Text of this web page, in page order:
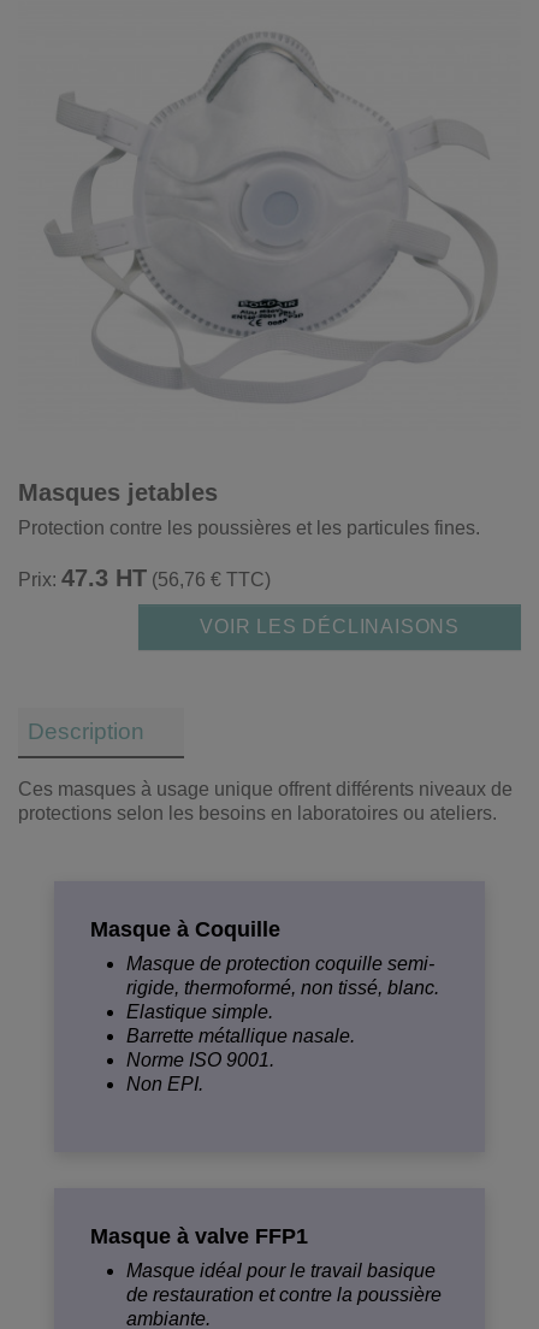
Masques jetables
Protection contre les poussières et les particules fines.
Prix: 47.3 HT (56,76 € TTC)
VOIR LES DÉCLINAISONS
Description
Ces masques à usage unique offrent différents niveaux de
protections selon les besoins en laboratoires ou ateliers.
Masque à Coquille
Masque de protection coquille semi-
rigide, thermoformé, non tissé, blanc.
Elastique simple.
Barrette métallique nasale.
Norme ISO 9001.
Non EPI.
Masque à valve FFP1
Masque idéal pour le travail basique
de restauration et contre la poussière
ambiante.